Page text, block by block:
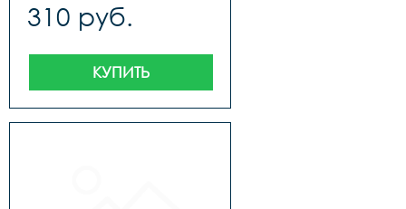
310 руб.
КУПИТЬ